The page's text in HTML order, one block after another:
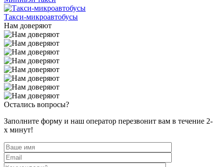
Такси-микроавтобусы
Нам доверяют
Остались вопросы?
Заполните форму и наш оператор перезвонит вам в течение 2-
х минут!